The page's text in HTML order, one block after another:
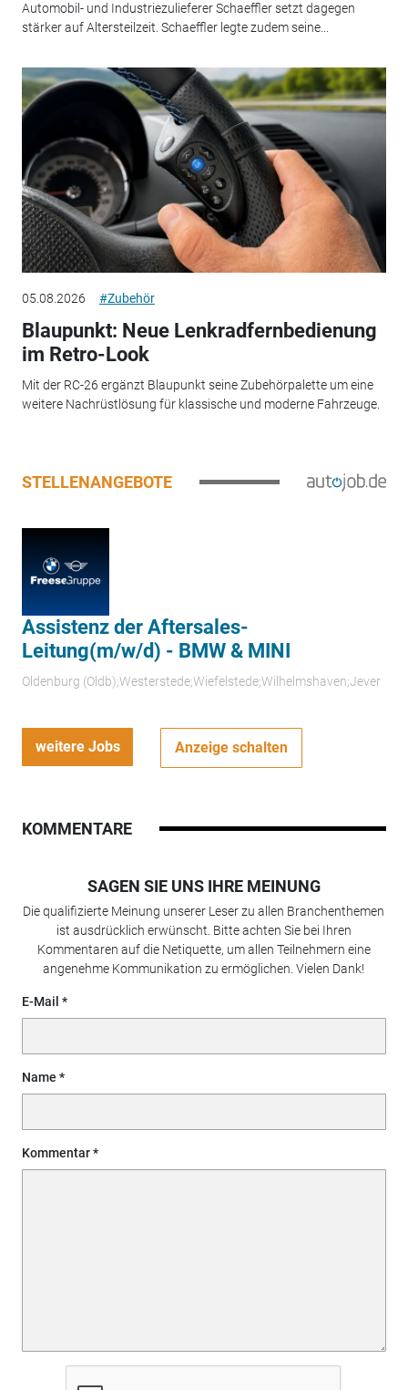
Automobil- und Industriezulieferer Schaeffler setzt dagegen
stärker auf Altersteilzeit. Schaeffler legte zudem seine...
05.08.2026 #Zubehör
Blaupunkt: Neue Lenkradfernbedienung
im Retro-Look
Mit der RC-26 ergänzt Blaupunkt seine Zubehörpalette um eine
weitere Nachrüstlösung für klassische und moderne Fahrzeuge.
STELLENANGEBOTE
Assistenz der Aftersales-
Leitung(m/w/d) - BMW & MINI
Oldenburg (Oldb);Westerstede;Wiefelstede;Wilhelmshaven;Jever
weitere Jobs Anzeige schalten
KOMMENTARE
SAGEN SIE UNS IHRE MEINUNG
Die qualifizierte Meinung unserer Leser zu allen Branchenthemen
ist ausdrücklich erwünscht. Bitte achten Sie bei Ihren
Kommentaren auf die Netiquette, um allen Teilnehmern eine
angenehme Kommunikation zu ermöglichen. Vielen Dank!
E-Mail
Name
Kommentar